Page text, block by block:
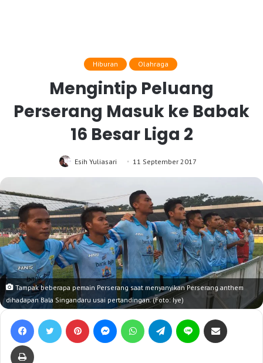
Hiburan Olahraga
Mengintip Peluang
Perserang Masuk ke Babak
16 Besar Liga 2
Esih Yuliasari 11 September 2017
Tampak beberapa pemain Perserang saat menyanyikan Perserang anthem
dihadapan Bala Singandaru usai pertandingan. (Foto: Iye)